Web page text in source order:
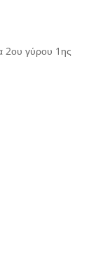
2ου γύρου 1ης